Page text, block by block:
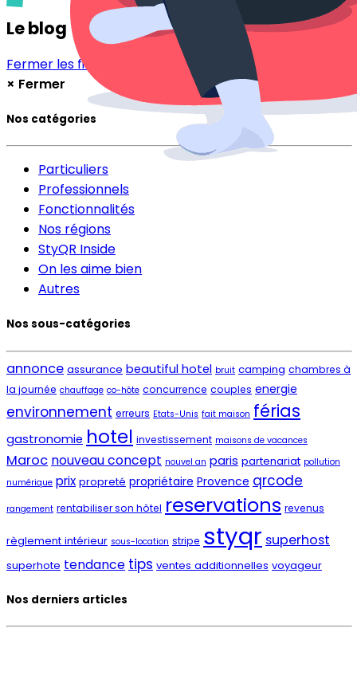
Le blog
Fermer les filtres
× Fermer
Nos catégories
Particuliers
Professionnels
Fonctionnalités
Nos régions
StyQR Inside
On les aime bien
Autres
Nos sous-catégories
annonce assurance beautiful hotel bruit camping chambres à
la journée chauffage co-hôte concurrence couples energie
environnement erreurs Etats-Unis fait maison férias
gastronomie hotel investissement maisons de vacances
Maroc nouveau concept nouvel an paris partenariat pollution
numérique prix propreté propriétaire Provence qrcode
rangement rentabiliser son hôtel reservations revenus
règlement intérieur sous-location stripe styqr superhost
superhote tendance tips ventes additionnelles voyageur
Nos derniers articles